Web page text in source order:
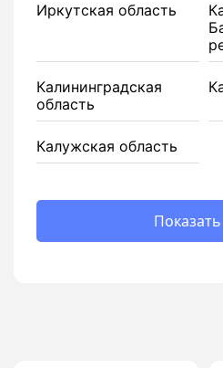
Иркутская область
Калининградская
область
Калужская область